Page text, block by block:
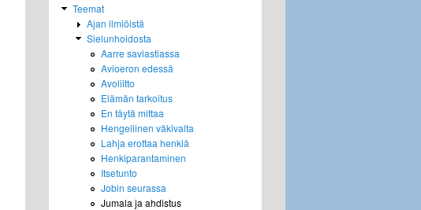
Teemat
Ajan ilmiöistä
Sielunhoidosta
Aarre saviastiassa
Avioeron edessä
Avoliitto
Elämän tarkoitus
En täytä mittaa
Hengellinen väkivalta
Lahja erottaa henkiä
Henkiparantaminen
Itsetunto
Jobin seurassa
Jumala ja ahdistus